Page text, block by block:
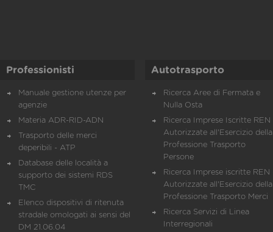
Professionisti
Manuale gestione utenze per
agenzie
Materia ADR-RID-ADN
Trasporto delle merci
deperibili - ATP
Database delle località a
supporto dei sistemi RDS
TMC
Elenco dispositivi di ritenuta
stradale omologati ai sensi del
DM 21.06.04
Autotrasporto
Ricerca Aree di Fermata e
Nulla Osta
Ricerca Imprese Iscritte REN
Autorizzate all'Esercizio della
Professione Trasporto
Persone
Ricerca Imprese iscritte REN
Autorizzate all'Esercizio della
Professione Trasporto Merci
Ricerca Servizi di Linea
Interregionali